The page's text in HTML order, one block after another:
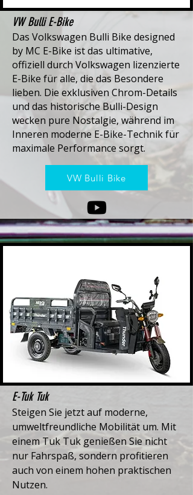
VW Bulli E-Bike
Das Volkswagen Bulli Bike designed
by MC E-Bike ist das ultimative,
offiziell durch Volkswagen lizenzierte
E-Bike für alle, die das Besondere
lieben. Die exklusiven Chrom-Details
und das historische Bulli-Design
wecken pure Nostalgie, während im
Inneren moderne E-Bike-Technik für
maximale Performance sorgt.
VW Bulli Bike
E-Tuk Tuk
Steigen Sie jetzt auf moderne,
umweltfreundliche Mobilität um. Mit
einem Tuk Tuk genießen Sie nicht
nur Fahrspaß, sondern profitieren
auch von einem hohen praktischen
Nutzen.